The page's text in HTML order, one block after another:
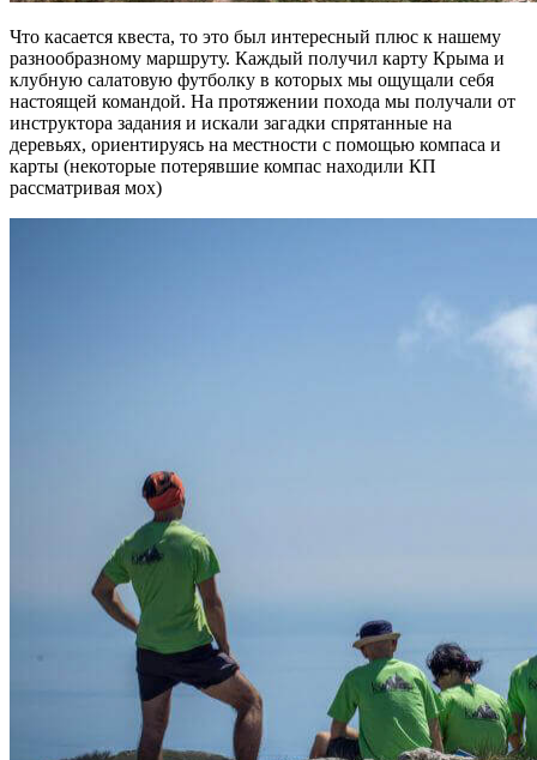
Что касается квеста, то это был интересный плюс к нашему
разнообразному маршруту. Каждый получил карту Крыма и
клубную салатовую футболку в которых мы ощущали себя
настоящей командой. На протяжении похода мы получали от
инструктора задания и искали загадки спрятанные на
деревьях, ориентируясь на местности с помощью компаса и
карты (некоторые потерявшие компас находили КП
рассматривая мох)